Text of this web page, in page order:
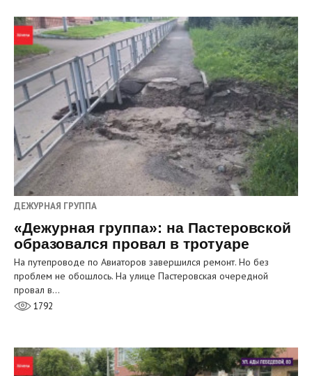
ДЕЖУРНАЯ ГРУППА
«Дежурная группа»: на Пастеровской
образовался провал в тротуаре
На путепроводе по Авиаторов завершился ремонт. Но без
проблем не обошлось. На улице Пастеровская очередной
провал в…
1792